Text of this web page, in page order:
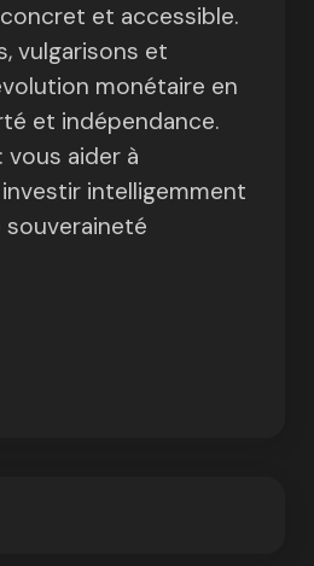
et accessible.
vulgarisons et
monétaire en
et indépendance.
aider à
intelligemment